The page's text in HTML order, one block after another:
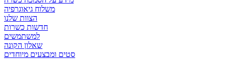
משלוח גיאוגרפיה
הצוות שלנו
חדשות כשרות
למשתמשים
שאלון הקונה
סטים ומבצעים מיוחדים